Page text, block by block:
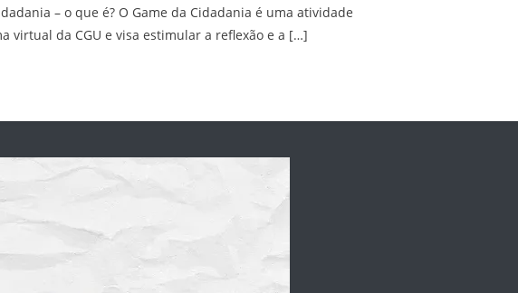
– o que é? O Game da Cidadania é uma atividade
virtual da CGU e visa estimular a reflexão e a […]